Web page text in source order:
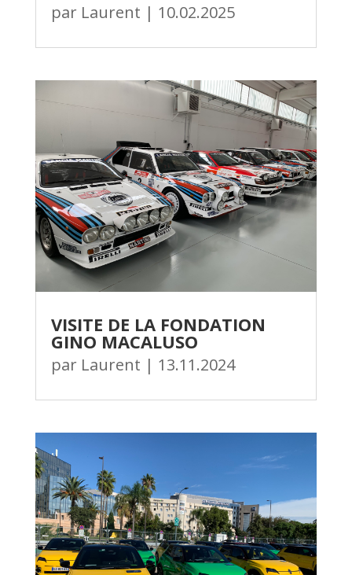
par Laurent | 10.02.2025
VISITE DE LA FONDATION
GINO MACALUSO
par Laurent | 13.11.2024